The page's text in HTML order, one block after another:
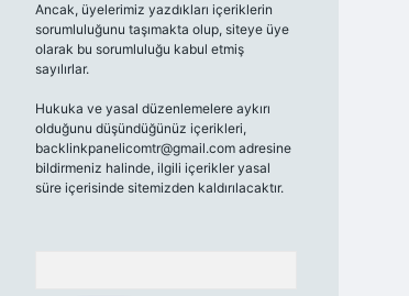
Ancak, üyelerimiz yazdıkları içeriklerin
sorumluluğunu taşımakta olup, siteye üye
olarak bu sorumluluğu kabul etmiş
sayılırlar.
Hukuka ve yasal düzenlemelere aykırı
olduğunu düşündüğünüz içerikleri,
backlinkpanelicomtr@gmail.comadresine
bildirmeniz halinde, ilgili içerikler yasal
süre içerisinde sitemizden kaldırılacaktır.